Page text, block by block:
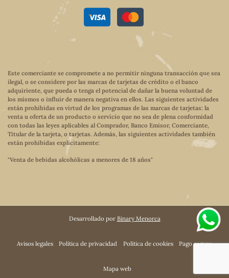
Este comerciante se compromete a no permitir ninguna transacción que sea
ilegal, o se considere por las marcas de tarjetas de crédito o el banco
adquiriente, que pueda o tenga el potencial de dañar la buena voluntad de
los mismos o influir de manera negativa en ellos. Las siguientes actividades
están prohibidas en virtud de los programas de las marcas de tarjetas: la
venta u oferta de un producto o servicio que no sea de plena conformidad
con todas las leyes aplicables al Comprador, Banco Emisor, Comerciante,
Titular de la tarjeta, o tarjetas. Además, las siguientes actividades también
están prohibidas explícitamente:
"Venta de bebidas alcohólicas a menores de 18 años"
Desarrollado por Binary Menorca
Avisos legales Política de privacidad Política de cookies Pago seguro
Mapa web